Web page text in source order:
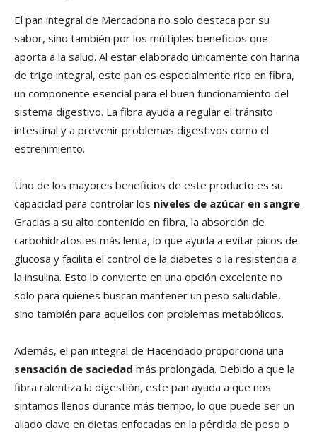
El pan integral de Mercadona no solo destaca por su
sabor, sino también por los múltiples beneficios que
aporta a la salud. Al estar elaborado únicamente con harina
de trigo integral, este pan es especialmente rico en fibra,
un componente esencial para el buen funcionamiento del
sistema digestivo. La fibra ayuda a regular el tránsito
intestinal y a prevenir problemas digestivos como el
estreñimiento.
Uno de los mayores beneficios de este producto es su
capacidad para controlar los niveles de azúcar en sangre.
Gracias a su alto contenido en fibra, la absorción de
carbohidratos es más lenta, lo que ayuda a evitar picos de
glucosa y facilita el control de la diabetes o la resistencia a
la insulina. Esto lo convierte en una opción excelente no
solo para quienes buscan mantener un peso saludable,
sino también para aquellos con problemas metabólicos.
Además, el pan integral de Hacendado proporciona una
sensación de saciedad más prolongada. Debido a que la
fibra ralentiza la digestión, este pan ayuda a que nos
sintamos llenos durante más tiempo, lo que puede ser un
aliado clave en dietas enfocadas en la pérdida de peso o